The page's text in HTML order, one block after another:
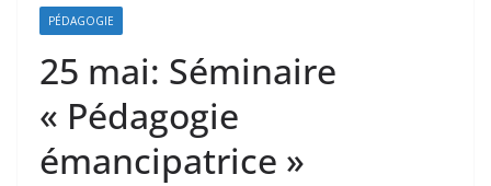
PÉDAGOGIE
25 mai: Séminaire
« Pédagogie
émancipatrice »